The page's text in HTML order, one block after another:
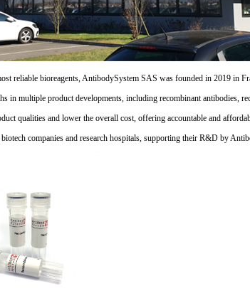
reliable bioreagents, AntibodySystem SAS was founded in 2019 in
in multiple product developments, including recombinant antibodies,
qualities and lower the overall cost, offering accountable and
companies and research hospitals, supporting their R&D by